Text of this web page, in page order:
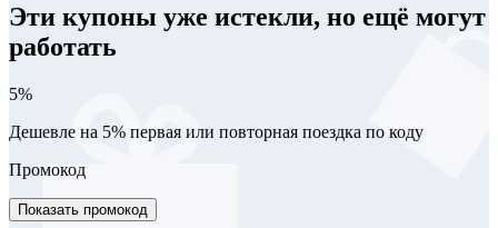
Эти купоны уже истекли, но ещё могут
работать
5%
Дешевле на 5% первая или повторная поездка по коду
Промокод
Показать промокод